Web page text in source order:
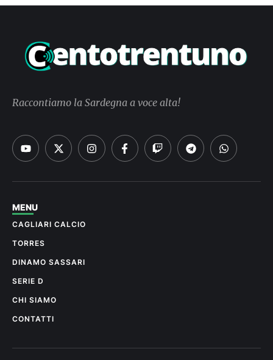
Raccontiamo la Sardegna a voce alta!
MENU
CAGLIARI CALCIO
TORRES
DINAMO SASSARI
SERIE D
CHI SIAMO
CONTATTI